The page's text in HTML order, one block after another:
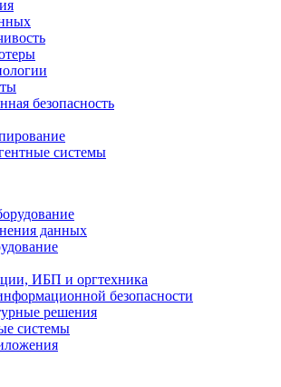
безопасность
системы
данных
ИБП и оргтехника
безопасности
решения
системы